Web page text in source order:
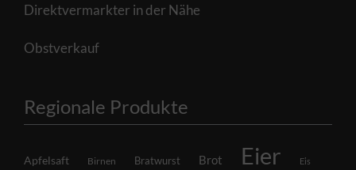
Direktvermarkter in der Nähe
Obstverkauf
Regionale Produkte
Apfelsaft Birnen Bratwurst Brot Eier Eis